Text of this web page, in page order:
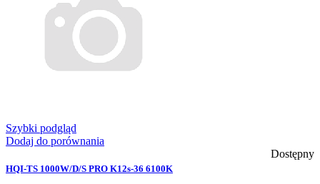
Szybki podgląd
Dodaj do porównania
Dostępny
HQI-TS 1000W/D/S PRO K12s-36 6100K